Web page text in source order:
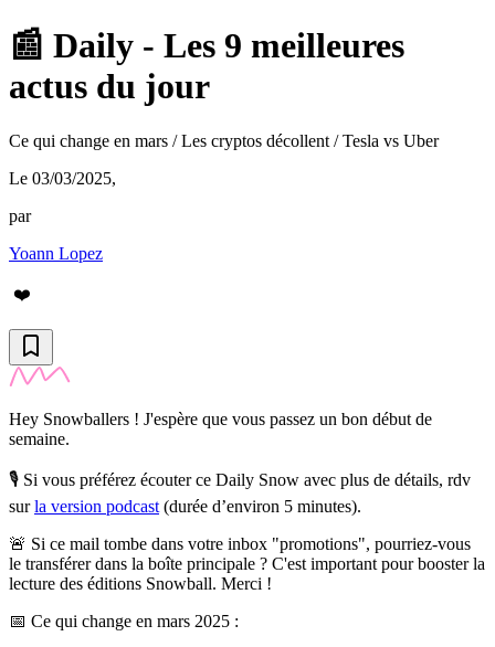
📰 Daily - Les 9 meilleures
actus du jour
Ce qui change en mars / Les cryptos décollent / Tesla vs Uber
Le 03/03/2025,
par
Yoann Lopez
❤️
Hey Snowballers ! J'espère que vous passez un bon début de
semaine.
🎙️ Si vous préférez écouter ce Daily Snow avec plus de détails, rdv
surla version podcast (durée d’environ 5 minutes).
🚨 Si ce mail tombe dans votre inbox "promotions", pourriez-vous
le transférer dans la boîte principale ? C'est important pour booster la
lecture des éditions Snowball. Merci !
📅 Ce qui change en mars 2025 :